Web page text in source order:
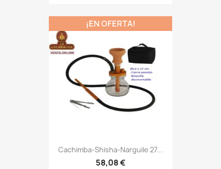
Cachimba-Shisha-Narguile 27...
58,08 €
¡EN OFERTA!